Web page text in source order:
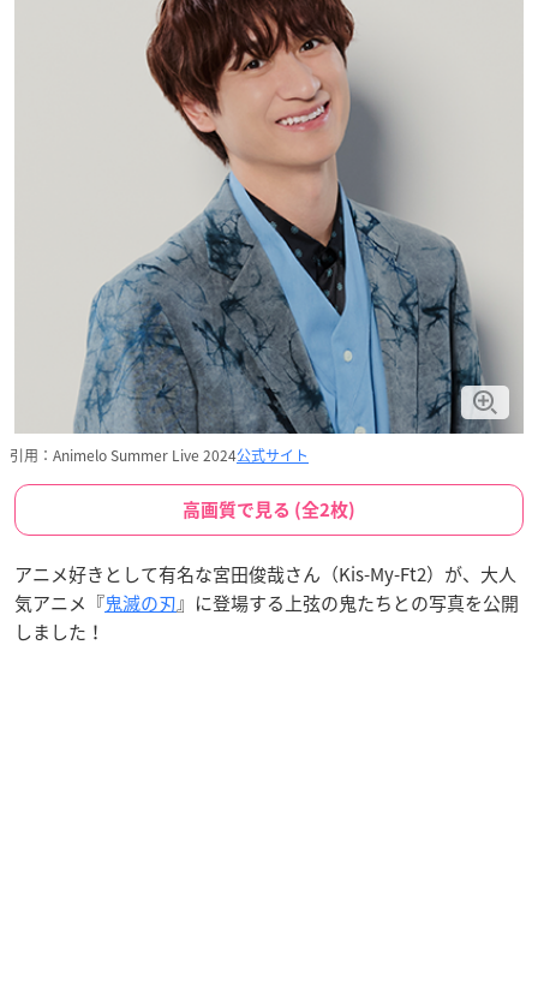
引用：Animelo Summer Live 2024公式サイト
高画質で見る (全2枚)
アニメ好きとして有名な宮田俊哉さん（Kis-My-Ft2）が、大人
気アニメ『鬼滅の刃』に登場する上弦の鬼たちとの写真を公開
しました！